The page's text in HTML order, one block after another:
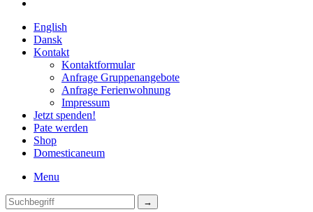
English
Dansk
Kontakt
Kontaktformular
Anfrage Gruppenangebote
Anfrage Ferienwohnung
Impressum
Jetzt spenden!
Pate werden
Shop
Domesticaneum
Menu